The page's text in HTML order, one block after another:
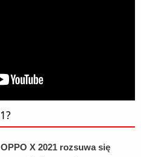
OPPO X 2021 rozsuwa się